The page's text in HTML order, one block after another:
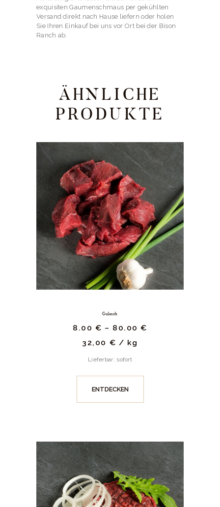
exquisiten Gaumenschmaus per gekühlten
Versand direkt nach Hause liefern oder holen
Sie Ihren Einkauf bei uns vor Ort bei der Bison
Ranch ab.
ÄHNLICHE
PRODUKTE
Gulasch
8.00 € – 80. 00 €
32,00 € / kg
Lieferbar: sofort
ENTDECKEN